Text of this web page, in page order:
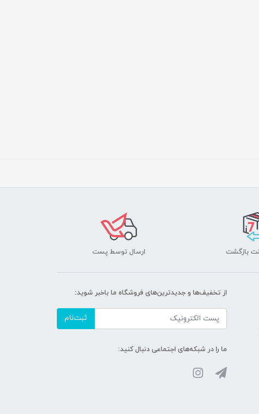
ارسال توسط پست
از تخفیف‌ها و جدیدترین‌های فروشگاه ما باخبر شوید:
ثبت‌نام
ما را در شبکه‌های اجتماعی دنبال کنید: